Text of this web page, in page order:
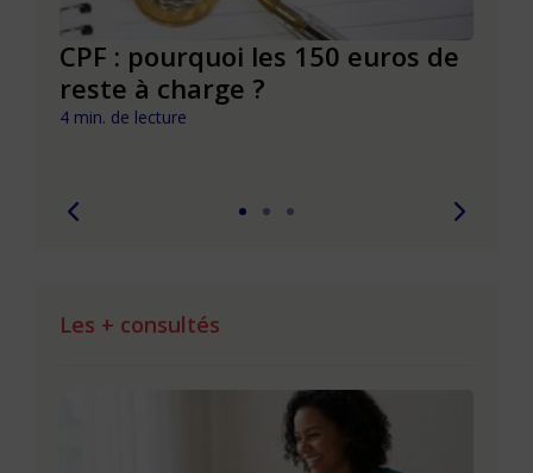
CPF : pourquoi les 150 euros de
reste à charge ?
4 min. de lecture
Les + consultés